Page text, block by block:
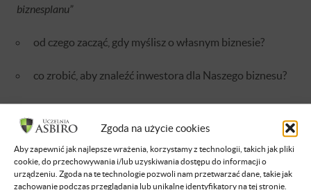
Zgoda na użycie cookies
Aby zapewnić jak najlepsze wrażenia, korzystamy z technologii, takich jak pliki
cookie, do przechowywania i/lub uzyskiwania dostępu do informacji o
urządzeniu. Zgoda na te technologie pozwoli nam przetwarzać dane, takie jak
zachowanie podczas przeglądania lub unikalne identyfikatory na tej stronie.
biznesplanu”
od czego zacząć, gdy myślisz o własnym biznesie?
co zrobić, aby znaleźć inwestora dla Naszego biznesu?
metoda Running Lean
jak tworzyć kryteria do biznesplanu ?